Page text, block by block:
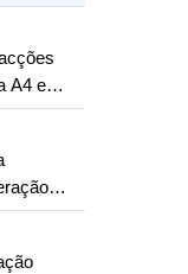
dos
A4 e
em